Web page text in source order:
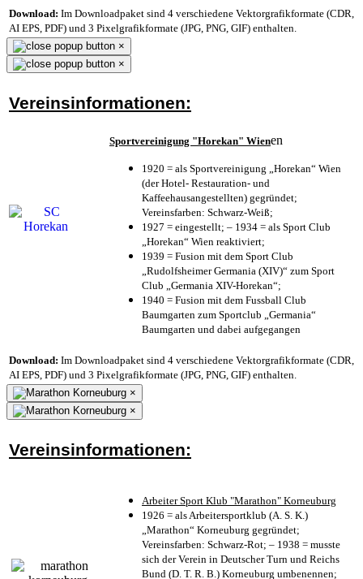
Download: Im Downloadpaket sind 4 verschiedene Vektorgrafikformate (CDR,
AI EPS, PDF) und 3 Pixelgrafikformate (JPG, PNG, GIF) enthalten.
×
×
Vereinsinformationen:
Sportvereinigung "Horekan" Wienen
1920 = als Sportvereinigung „Horekan“ Wien
(der Hotel- Restauration- und
Kaffeehausangestellten) gegründet;
Vereinsfarben: Schwarz-Weiß;
1927 = eingestellt; – 1934 = als Sport Club
„Horekan“ Wien reaktiviert;
1939 = Fusion mit dem Sport Club
„Rudolfsheimer Germania (XIV)“ zum Sport
Club „Germania XIV-Horekan“;
1940 = Fusion mit dem Fussball Club
Baumgarten zum Sportclub „Germania“
Baumgarten und dabei aufgegangen
Download: Im Downloadpaket sind 4 verschiedene Vektorgrafikformate (CDR,
AI EPS, PDF) und 3 Pixelgrafikformate (JPG, PNG, GIF) enthalten.
×
×
Vereinsinformationen:
Arbeiter Sport Klub "Marathon" Korneuburg
1926 = als Arbeitersportklub (A. S. K.)
„Marathon“ Korneuburg gegründet;
Vereinsfarben: Schwarz-Rot; – 1938 = musste
sich der Verein in Deutscher Turn und Reichs
Bund (D. T. R. B.) Korneuburg umbenennen;